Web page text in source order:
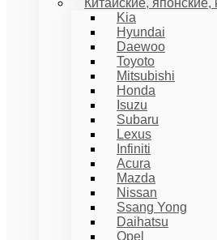
Китайские,
Kia
Hyundai
Daewoo
Toyoto
Mitsubishi
Honda
Isuzu
Subaru
Lexus
Infiniti
Acura
Mazda
Nissan
Ssang Yong
Daihatsu
Opel